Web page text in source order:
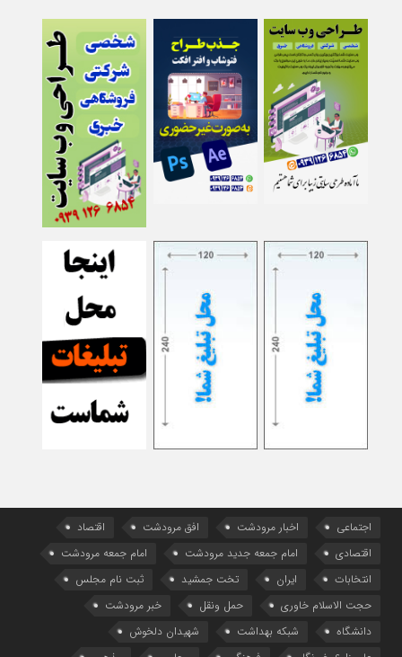
اجتماعی اخبار مرودشت افق مرودشت
اقتصاد
اقتصادی
امام جمعه جدید مرودشت
امام جمعه مرودشت
انتخابات
ایران تخت جمشید
ثبت نام مجلس
حجت الاسلام خاوری
حمل ونقل
خبر مرودشت
دانشگاه
شبکه بهداشت
شهیدان دلخوش